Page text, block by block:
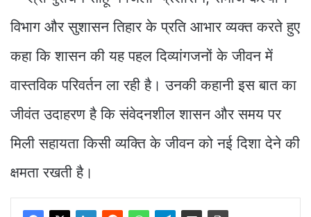
विभाग और सुशासन तिहार के प्रति आभार व्यक्त करते हुए
कहा कि शासन की यह पहल दिव्यांगजनों के जीवन में
वास्तविक परिवर्तन ला रही है। उनकी कहानी इस बात का
जीवंत उदाहरण है कि संवेदनशील शासन और समय पर
मिली सहायता किसी व्यक्ति के जीवन को नई दिशा देने की
क्षमता रखती है।